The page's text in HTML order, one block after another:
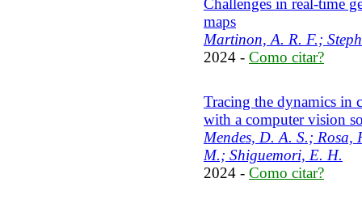
Challenges in real-time
maps
Martinon, A. R. F.;
2024 - Como citar?
Tracing the dynamics in
with a computer vision
Mendes, D. A. S.;
M.; Shiguemori, E. H.
2024 - Como citar?